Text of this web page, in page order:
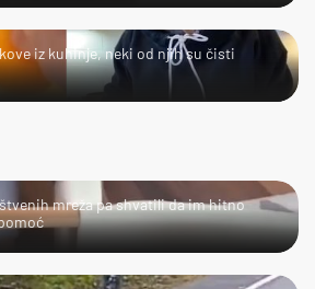
iz kuhinje, neki od njih su čisti
mreža pa shvatili da im hitno